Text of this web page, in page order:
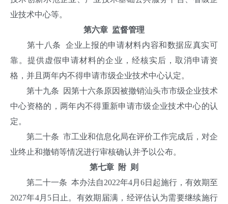
业技术中心等。
第六章 监督管理
第十八条 企业上报的申请材料内容和数据应真实可
靠。提供虚假申请材料的企业，经核实后，取消申请资
格，并且两年内不得申请市级企业技术中心认定。
第十九条 因第十六条原因被撤销汕头市市级企业技术
中心资格的，两年内不得重新申请市级企业技术中心的认
定。
第二十条 市工业和信息化局在评价工作完成后，对企
业终止和撤销等情况进行审核确认并予以公布。
第七章 附 则
第二十一条 本办法自2022年4月6日起施行，有效期至
2027年4月5日止。有效期届满，经评估认为需要继续施行